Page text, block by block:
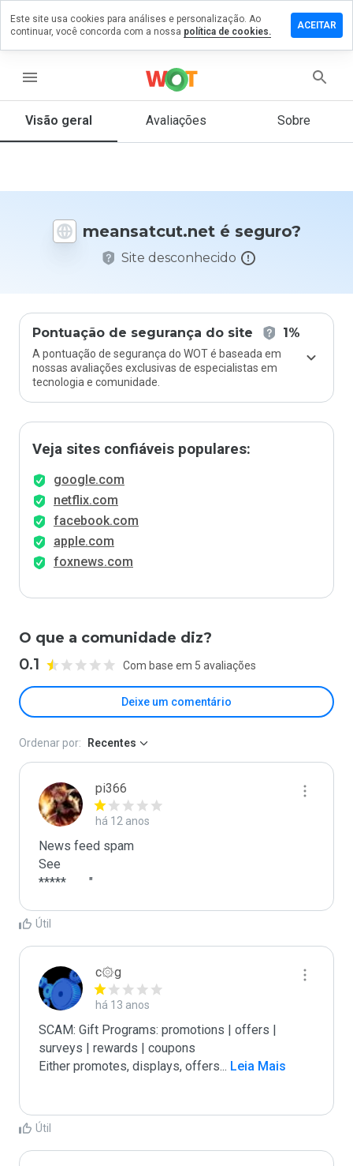
menu
Visão geral Avaliações Sobre
meansatcut.net é seguro?
Site desconhecido
Pontuação de segurança do site 1%
A pontuação de segurança do WOT é baseada em
nossas avaliações exclusivas de especialistas em
tecnologia e comunidade.
Veja sites confiáveis populares:
google.com
netflix.com
facebook.com
apple.com
foxnews.com
O que a comunidade diz?
0.1 Com base em 5 avaliações
Deixe um comentário
um
em
De 1
nota
Ordenar por: Recentes
pi366
há 12 anos
News feed spam
See
*****	"
Útil
c۞g
há 13 anos
SCAM: Gift Programs: promotions | offers |
surveys | rewards | coupons
Either promotes, displays, offers... Leia Mais
Útil
Este site usa cookies para análises e personalização. Ao
continuar, você concorda com a nossa política de cookies.
ACEITAR